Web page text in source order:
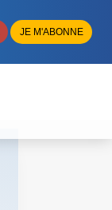
JE M'ABONNE